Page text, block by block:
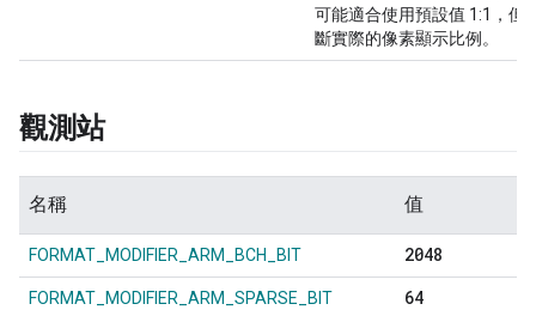
可能適合使用預設值 1:1，但
斷實際的像素顯示比例。
觀測站
名稱 值
FORMAT_MODIFIER_ARM_BCH_BIT 2048
FORMAT_MODIFIER_ARM_SPARSE_BIT 64